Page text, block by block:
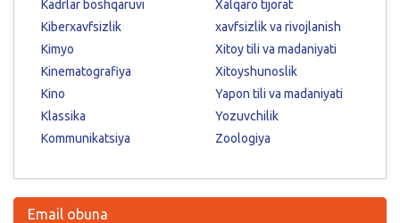
Kadrlar boshqaruvi
Kiberxavfsizlik
Kimyo
Kinematografiya
Kino
Klassika
Kommunikatsiya
Xalqaro tijorat
xavfsizlik va rivojlanish
Xitoy tili va madaniyati
Xitoyshunoslik
Yapon tili va madaniyati
Yozuvchilik
Zoologiya
Email obuna